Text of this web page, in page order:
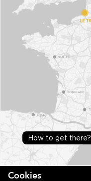
How to get there?
Cookies